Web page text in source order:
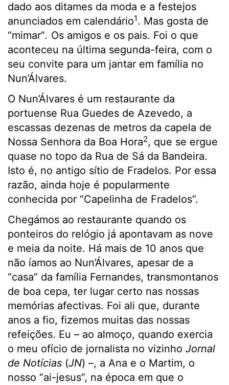
dado aos ditames da moda e a festejos
anunciados em calendário1. Mas gosta de
“mimar”. Os amigos e os pais. Foi o que
aconteceu na última segunda-feira, com o
seu convite para um jantar em família no
Nun’Álvares.
O Nun’Álvares é um restaurante da
portuense Rua Guedes de Azevedo, a
escassas dezenas de metros da capela de
Nossa Senhora da Boa Hora2, que se ergue
quase no topo da Rua de Sá da Bandeira.
Isto é, no antigo sítio de Fradelos. Por essa
razão, ainda hoje é popularmente
conhecida por “Capelinha de Fradelos”.
Chegámos ao restaurante quando os
ponteiros do relógio já apontavam as nove
e meia da noite. Há mais de 10 anos que
não íamos ao Nun’Álvares, apesar de a
“casa” da família Fernandes, transmontanos
de boa cepa, ter lugar certo nas nossas
memórias afectivas. Foi ali que, durante
anos a fio, fizemos muitas das nossas
refeições. Eu – ao almoço, quando exercia
o meu ofício de jornalista no vizinho Jornal
de Notícias (JN) –, a Ana e o Martim, o
nosso “ai-jesus”, na época em que o